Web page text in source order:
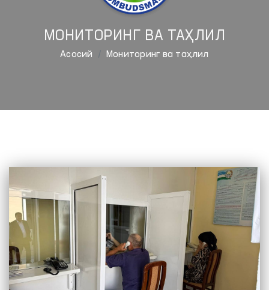
МОНИТОРИНГ ВА ТАҲЛИЛ
Aсосий Мониторинг ва таҳлил